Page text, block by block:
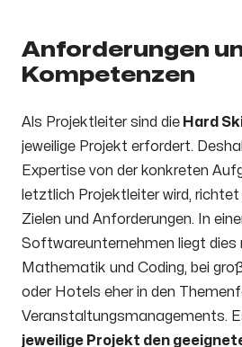
Anforderungen
Kompetenzen
Als Projektleiter sind die Hard
jeweilige Projekt erfordert.
Expertise von der konkreten
letztlich Projektleiter wird, richtet
Zielen und Anforderungen. In
Softwareunternehmen liegt dies
Mathematik und Coding, bei
oder Hotels eher in den
Veranstaltungsmanagements.
jeweilige Projekt den